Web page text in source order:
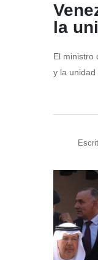
la
El ministro
y la unidad